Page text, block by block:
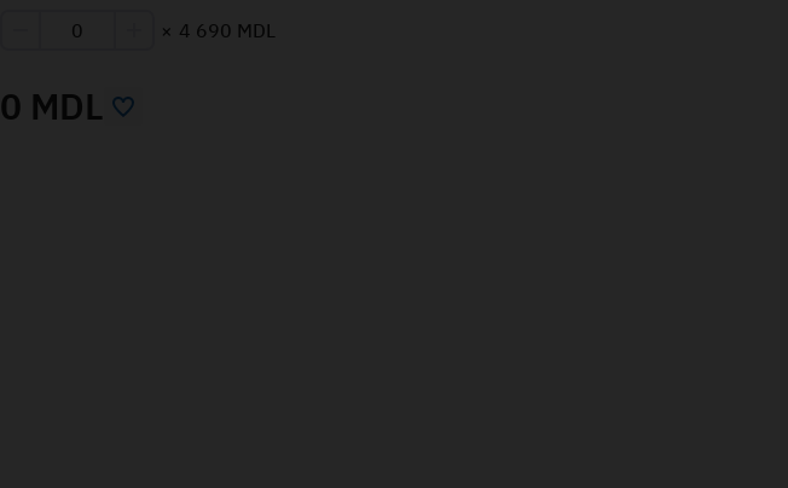
× 4 690 MDL
0 MDL